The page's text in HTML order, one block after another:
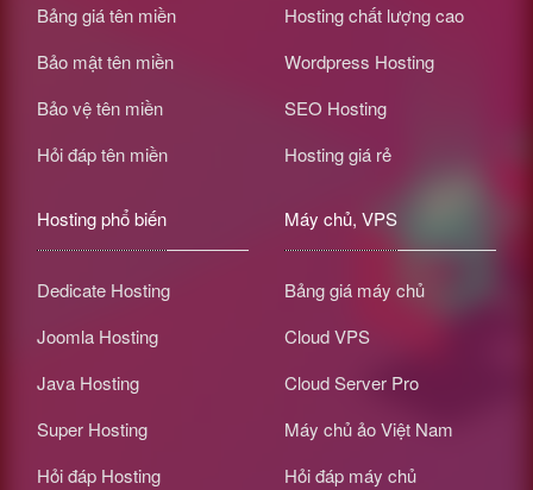
Bảng giá tên miền
Bảo mật tên miền
Bảo vệ tên miền
Hỏi đáp tên miền
Hosting chất lượng cao
Wordpress Hosting
SEO Hosting
Hosting giá rẻ
Hosting phổ biến
Dedicate Hosting
Joomla Hosting
Java Hosting
Super Hosting
Hỏi đáp Hosting
Máy chủ, VPS
Bảng giá máy chủ
Cloud VPS
Cloud Server Pro
Máy chủ ảo Việt Nam
Hỏi đáp máy chủ